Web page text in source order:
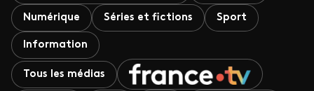
Numérique Séries et fictions Sport
Information
Tous les médias